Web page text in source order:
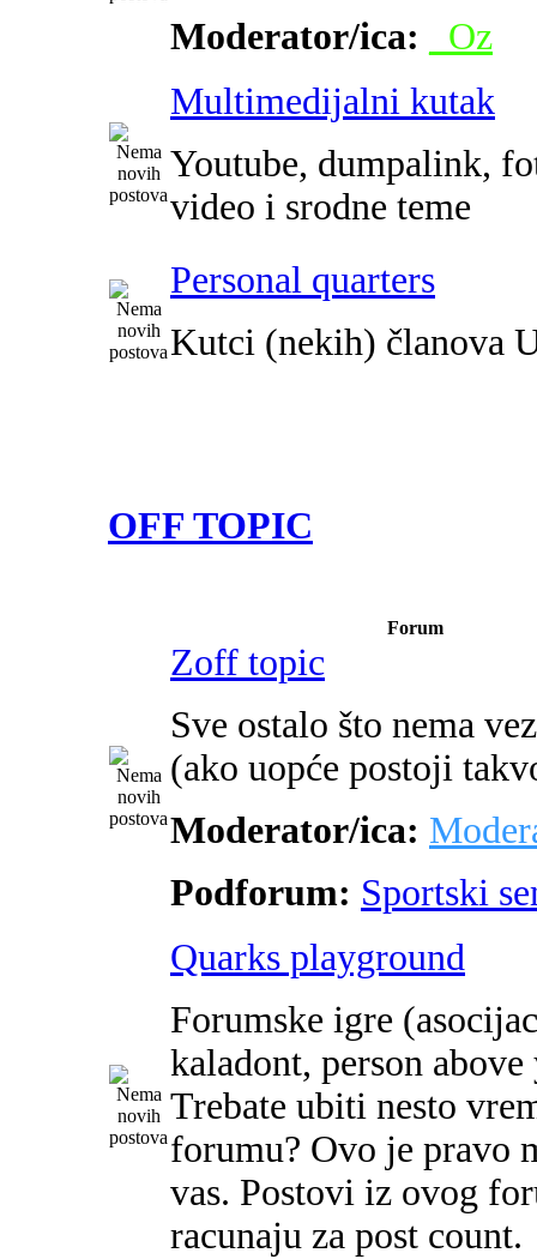
Moderator/ica:
_Oz
Multimedijalni kutak
Youtube, dumpalink,
video i srodne teme
Personal quarters
Kutci (nekih) članova
OFF TOPIC
Forum
Zoff topic
Sve ostalo što nema
(ako uopće postoji
Moderator/ica:
Podforum: Sportski
Quarks playground
Forumske igre
kaladont, person
Trebate ubiti nesto
forumu? Ovo je pravo
vas. Postovi iz ovog
racunaju za post count.